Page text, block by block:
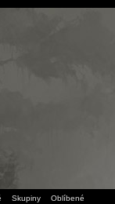
Skupiny Oblíbené